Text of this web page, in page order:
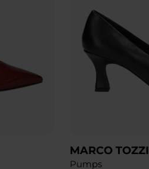
MARCO TOZZI
Pumps